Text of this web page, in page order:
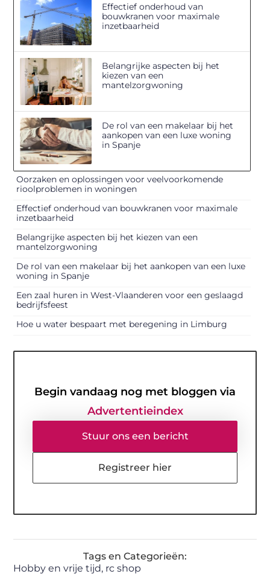
Effectief onderhoud van
bouwkranen voor maximale
inzetbaarheid
Belangrijke aspecten bij het
kiezen van een
mantelzorgwoning
De rol van een makelaar bij het
aankopen van een luxe woning
in Spanje
Oorzaken en oplossingen voor veelvoorkomende
rioolproblemen in woningen
Effectief onderhoud van bouwkranen voor maximale
inzetbaarheid
Belangrijke aspecten bij het kiezen van een
mantelzorgwoning
De rol van een makelaar bij het aankopen van een luxe
woning in Spanje
Een zaal huren in West-Vlaanderen voor een geslaagd
bedrijfsfeest
Hoe u water bespaart met beregening in Limburg
Begin vandaag nog met bloggen via
Advertentieindex
Stuur ons een bericht
Registreer hier
Tags en Categorieën:
Hobby en vrije tijd, rc shop